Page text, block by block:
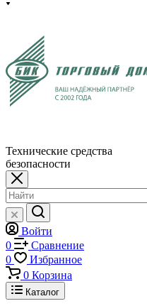
Технические средства
безопасности
Войти
0
Сравнение
0
Избранное
0 Корзина
Каталог